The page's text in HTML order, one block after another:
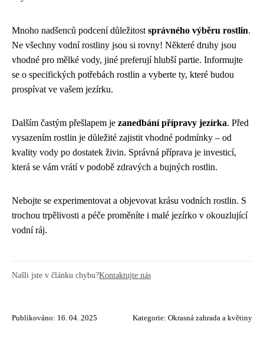
Mnoho nadšenců podcení důležitost správného výběru rostlin.
Ne všechny vodní rostliny jsou si rovny! Některé druhy jsou
vhodné pro mělké vody, jiné preferují hlubší partie. Informujte
se o specifických potřebách rostlin a vyberte ty, které budou
prospívat ve vašem jezírku.
Dalším častým přešlapem je zanedbání přípravy jezírka. Před
vysazením rostlin je důležité zajistit vhodné podmínky – od
kvality vody po dostatek živin. Správná příprava je investicí,
která se vám vrátí v podobě zdravých a bujných rostlin.
Nebojte se experimentovat a objevovat krásu vodních rostlin. S
trochou trpělivosti a péče proměníte i malé jezírko v okouzlující
vodní ráj.
Našli jste v článku chybu?Kontaktujte nás
Publikováno: 16. 04. 2025 Kategorie: Okrasná zahrada a květiny